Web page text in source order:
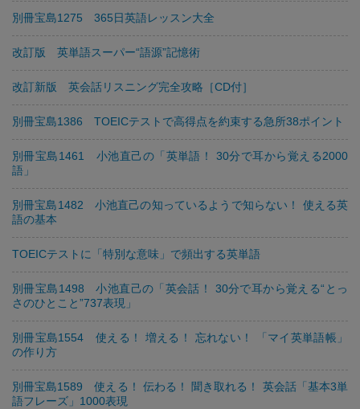
別冊宝島1275 365日英語レッスン大全
改訂版 英単語スーパー“語源”記憶術
改訂新版 英会話リスニング完全攻略［CD付］
別冊宝島1386 TOEICテストで高得点を約束する急所38ポイント
別冊宝島1461 小池直己の「英単語！ 30分で耳から覚える2000
語」
別冊宝島1482 小池直己の知っているようで知らない！ 使える英
語の基本
TOEICテストに「特別な意味」で頻出する英単語
別冊宝島1498 小池直己の「英会話！ 30分で耳から覚える“とっ
さのひとこと”737表現」
別冊宝島1554 使える！ 増える！ 忘れない！ 「マイ英単語帳」
の作り方
別冊宝島1589 使える！ 伝わる！ 聞き取れる！ 英会話「基本3単
語フレーズ」1000表現